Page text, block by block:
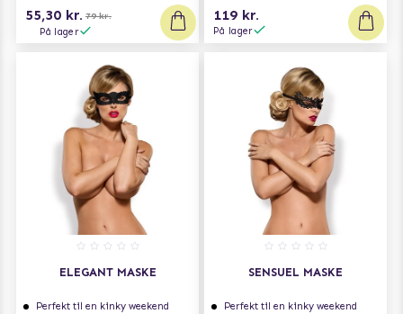
55,30 kr. 79 kr.
På lager
119 kr.
På lager
ELEGANT MASKE
Perfekt til en kinky weekend
SENSUEL MASKE
Perfekt til en kinky weekend